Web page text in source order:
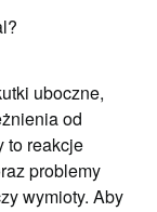
uboczne,
od
to reakcje
problemy
wymioty. Aby